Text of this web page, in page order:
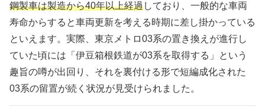
鋼製車は製造から40年以上経過しており、一般的な車両
寿命からすると車両更新を考える時期に差し掛かっている
といえます。実際、東京メトロ03系の置き換えが進行し
ていた頃には「伊豆箱根鉄道が03系を取得する」という
趣旨の噂が出回り、それを裏付ける形で短編成化された
03系の留置が続く状況が見受けられました。